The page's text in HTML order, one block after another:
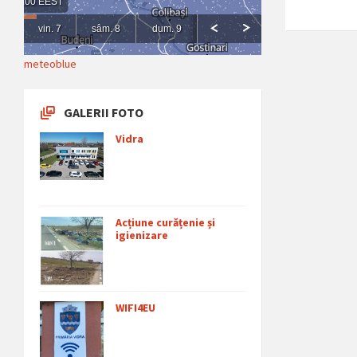
meteoblue
GALERII FOTO
Vidra
Acțiune curățenie și
igienizare
WIFI4EU